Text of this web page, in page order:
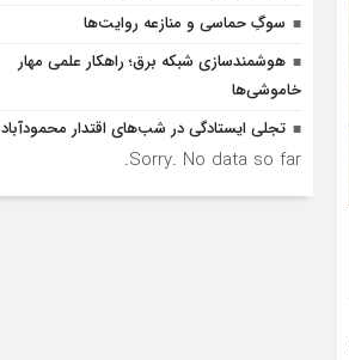
سوگِ حماسی و منازعه روایت‌ها
هوشمندسازی شبکه برق؛ راهکار علمی مهار
خاموشی‌ها
تجلی ایستادگی در شب‌های اقتدار محمودآباد
Sorry. No data so far.